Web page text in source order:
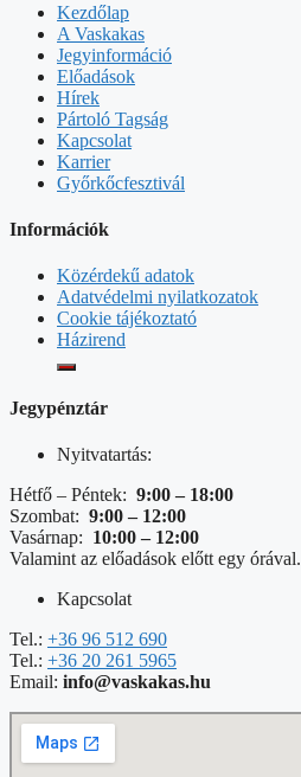
Kezdőlap
A Vaskakas
Jegyinformáció
Előadások
Hírek
Pártoló Tagság
Kapcsolat
Karrier
Győrkőcfesztivál
Információk
Közérdekű adatok
Adatvédelmi nyilatkozatok
Cookie tájékoztató
Házirend
Jegypénztár
Nyitvatartás:
Hétfő – Péntek: 9:00 – 18:00
Szombat: 9:00 – 12:00
Vasárnap: 10:00 – 12:00
Valamint az előadások előtt egy órával.
Kapcsolat
Tel.: +36 96 512 690
Tel.: +36 20 261 5965
Email: info@vaskakas.hu